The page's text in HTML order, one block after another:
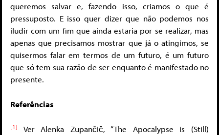
queremos salvar e, fazendo isso, criamos o que é
pressuposto. E isso quer dizer que não podemos nos
iludir com um fim que ainda estaria por se realizar, mas
apenas que precisamos mostrar que já o atingimos, se
quisermos falar em termos de um futuro, é um futuro
que só tem sua razão de ser enquanto é manifestado no
presente.
Referências
[1]
Ver Alenka Zupančič, “The Apocalypse is (Still)